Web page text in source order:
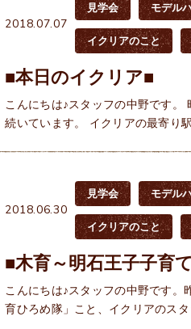
2018.07.07
見学会 モデル
イクリアのこと
■本日のイクリア■
こんにちは♪スタッフの中野です。
続いています。 イクリアの最寄り
2018.06.30
見学会 モデル
イクリアのこと
■木育～明石王子子育
こんにちは♪スタッフの中野です。
育ひろめ隊」こと、イクリアのス